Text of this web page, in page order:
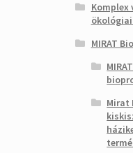
MIRAT Bio
Mirat